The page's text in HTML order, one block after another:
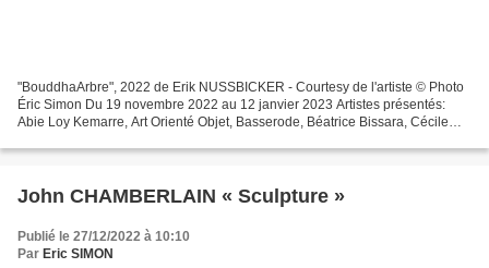
"BouddhaArbre", 2022 de Erik NUSSBICKER - Courtesy de l'artiste © Photo
Éric Simon Du 19 novembre 2022 au 12 janvier 2023 Artistes présentés:
Abie Loy Kemarre, Art Orienté Objet, Basserode, Béatrice Bissara, Cécile
John CHAMBERLAIN « Sculpture »
Publié le 27/12/2022 à 10:10
Par Eric SIMON